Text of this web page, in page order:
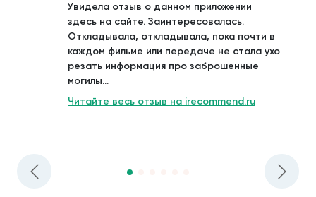
Увидела отзыв о данном приложении
здесь на сайте. Заинтересовалась.
Откладывала, откладывала, пока почти в
каждом фильме или передаче не стала ухо
резать информация про заброшенные
могилы...
Читайте весь отзыв на irecommend.ru